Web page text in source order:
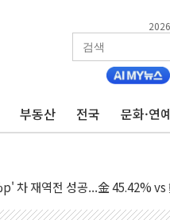
부동산 전국 문화·연
…고수온 양식장 복구·지원 '총력'
주의보'...경북도, 호우 피해·
래·김민석 당대표 후보
정청래에 승리...47.75% vs